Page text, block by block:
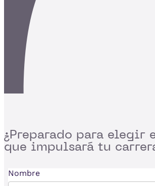
¿Preparado para elegir
que impulsará tu